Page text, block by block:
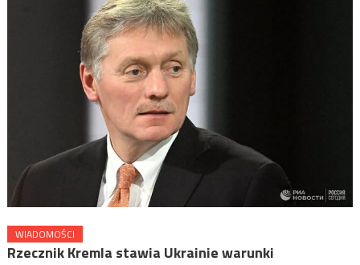
WIADOMOŚCI
Rzecznik Kremla stawia Ukrainie warunki